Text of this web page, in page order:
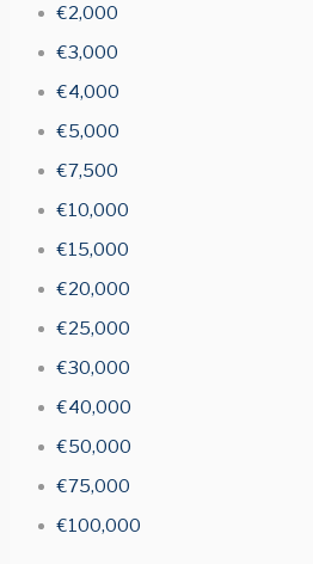
€2,000
€3,000
€4,000
€5,000
€7,500
€10,000
€15,000
€20,000
€25,000
€30,000
€40,000
€50,000
€75,000
€100,000